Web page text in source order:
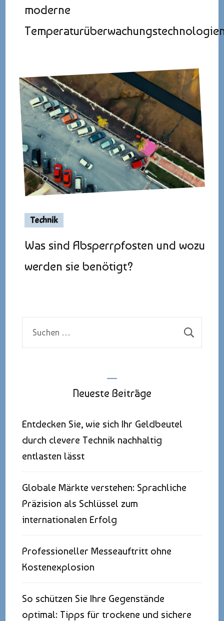
moderne
Technik
Was sind Absperrpfosten und wozu
werden sie benötigt?
Suchen
nach:
Neueste Beiträge
Entdecken Sie, wie sich Ihr Geldbeutel
durch clevere Technik nachhaltig
entlasten lässt
Globale Märkte verstehen: Sprachliche
Präzision als Schlüssel zum
internationalen Erfolg
Professioneller Messeauftritt ohne
Kostenexplosion
So schützen Sie Ihre Gegenstände
optimal: Tipps für trockene und sichere